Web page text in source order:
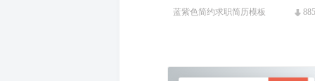
蓝紫色简约求职简历模板